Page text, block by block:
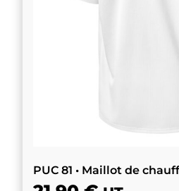
PUC 81 • Maillot de